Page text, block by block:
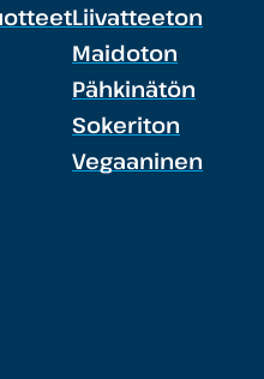
Liivatteeton
Maidoton
Pähkinätön
Sokeriton
Vegaaninen